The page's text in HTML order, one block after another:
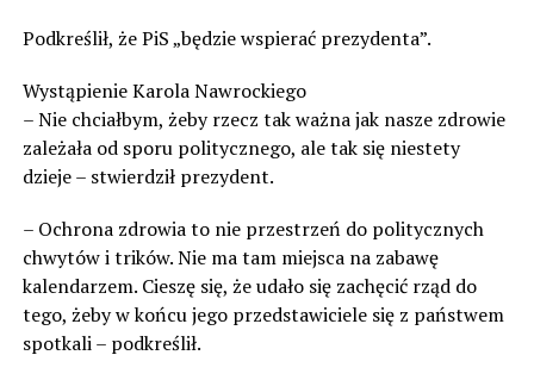
Podkreślił, że PiS „będzie wspierać prezydenta”.
Wystąpienie Karola Nawrockiego
– Nie chciałbym, żeby rzecz tak ważna jak nasze zdrowie
zależała od sporu politycznego, ale tak się niestety
dzieje – stwierdził prezydent.
– Ochrona zdrowia to nie przestrzeń do politycznych
chwytów i trików. Nie ma tam miejsca na zabawę
kalendarzem. Cieszę się, że udało się zachęcić rząd do
tego, żeby w końcu jego przedstawiciele się z państwem
spotkali – podkreślił.